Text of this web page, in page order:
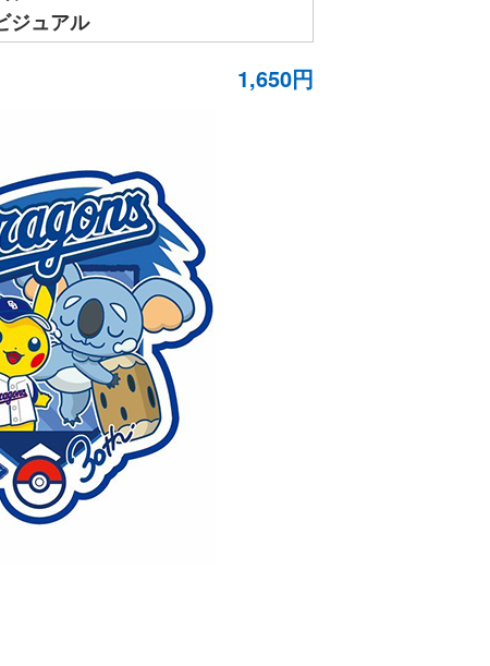
ジュアル
1,650円